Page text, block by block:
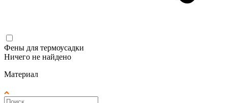
Фены для термоусадки
Ничего не найдено
Материал